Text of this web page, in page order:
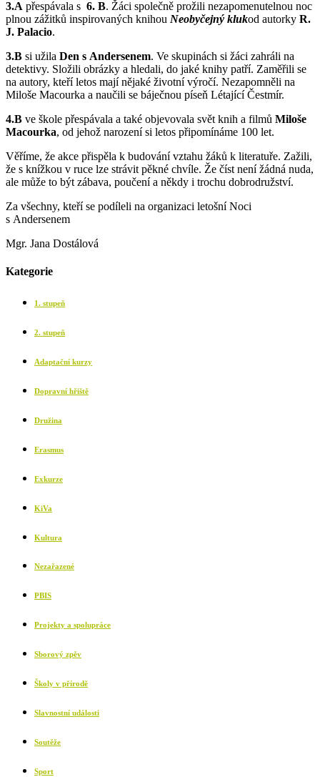
3.A přespávala s 6. B. Žáci společně prožili nezapomenutelnou noc
plnou zážitků inspirovaných knihou Neobyčejný klukod autorky R.
J. Palacio.
3.B si užila Den s Andersenem. Ve skupinách si žáci zahráli na
detektivy. Složili obrázky a hledali, do jaké knihy patří. Zaměřili se
na autory, kteří letos mají nějaké životní výročí. Nezapomněli na
Miloše Macourka a naučili se báječnou píseň Létající Čestmír.
4.B ve škole přespávala a také objevovala svět knih a filmů Miloše
Macourka, od jehož narození si letos připomínáme 100 let.
Věříme, že akce přispěla k budování vztahu žáků k literatuře. Zažili,
že s knížkou v ruce lze strávit pěkné chvíle. Že číst není žádná nuda,
ale může to být zábava, poučení a někdy i trochu dobrodružství.
Za všechny, kteří se podíleli na organizaci letošní Noci
s Andersenem
Mgr. Jana Dostálová
Kategorie
1. stupeň
2. stupeň
Adaptační kurzy
Dopravní hřiště
Družina
Erasmus
Exkurze
KiVa
Kultura
Nezařazené
PBIS
Projekty a spolupráce
Sborový zpěv
Školy v přírodě
Slavnostní události
Soutěže
Sport